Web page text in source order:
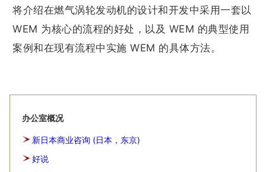
将介绍在燃气涡轮发动机的设计和开发中采用一套以
WEM 为核心的流程的好处，以及 WEM 的典型使用
案例和在现有流程中实施 WEM 的具体方法。
办公室概况
新日本商业咨询 (日本，东京)
好说